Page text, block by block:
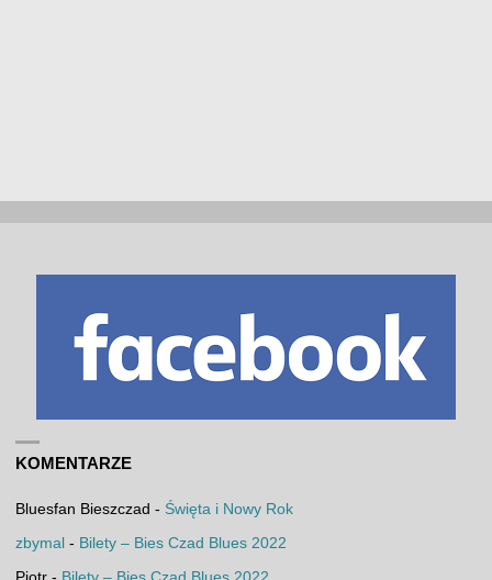
KOMENTARZE
Bluesfan Bieszczad - Święta i Nowy Rok
zbymal - Bilety – Bies Czad Blues 2022